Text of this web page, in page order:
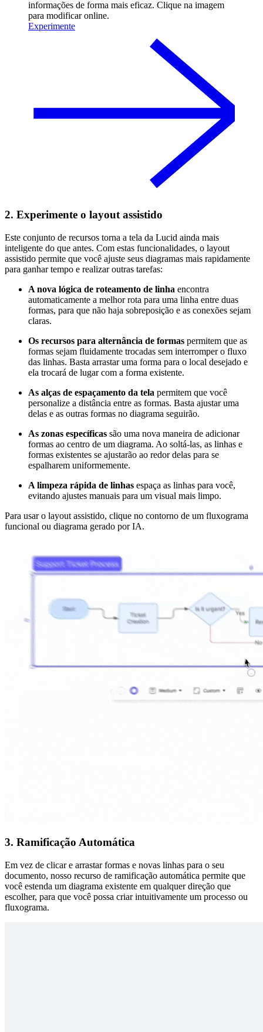
informações de forma mais eficaz. Clique na imagem
para modificar online.
Experimente
2. Experimente o layout assistido
Este conjunto de recursos torna a tela da Lucid ainda mais
inteligente do que antes. Com estas funcionalidades, o layout
assistido permite que você ajuste seus diagramas mais rapidamente
para ganhar tempo e realizar outras tarefas:
A nova lógica de roteamento de linha encontra
automaticamente a melhor rota para uma linha entre duas
formas, para que não haja sobreposição e as conexões sejam
claras.
Os recursos para alternância de formas permitem que as
formas sejam fluidamente trocadas sem interromper o fluxo
das linhas. Basta arrastar uma forma para o local desejado e
ela trocará de lugar com a forma existente.
As alças de espaçamento da tela permitem que você
personalize a distância entre as formas. Basta ajustar uma
delas e as outras formas no diagrama seguirão.
As zonas específicas são uma nova maneira de adicionar
formas ao centro de um diagrama. Ao soltá-las, as linhas e
formas existentes se ajustarão ao redor delas para se
espalharem uniformemente.
A limpeza rápida de linhas espaça as linhas para você,
evitando ajustes manuais para um visual mais limpo.
Para usar o layout assistido, clique no contorno de um fluxograma
funcional ou diagrama gerado por IA.
3. Ramificação Automática
Em vez de clicar e arrastar formas e novas linhas para o seu
documento, nosso recurso de ramificação automática permite que
você estenda um diagrama existente em qualquer direção que
escolher, para que você possa criar intuitivamente um processo ou
fluxograma.